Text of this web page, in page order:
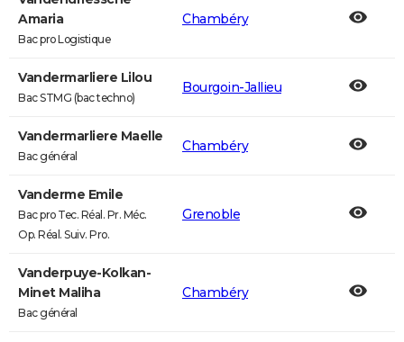
Amaria
Bac pro Logistique
Chambéry
Vandermarliere Lilou
Bac STMG (bac techno)
Bourgoin-Jallieu
Vandermarliere Maelle
Bac général
Chambéry
Vanderme Emile
Bac pro Tec. Réal. Pr. Méc.
Op. Réal. Suiv. Pro.
Grenoble
Vanderpuye-Kolkan-
Minet Maliha
Bac général
Chambéry